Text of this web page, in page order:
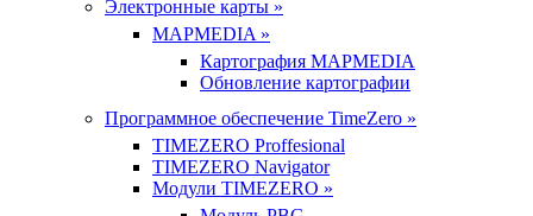
Электронные карты »
MAPMEDIA »
Картография MAPMEDIA
Обновление картографии
Программное обеспечение TimeZero »
TIMEZERO Proffesional
TIMEZERO Navigator
Модули TIMEZERO »